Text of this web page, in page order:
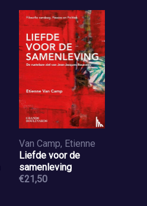
Van Camp, Etienne
Liefde voor de
samenleving
€21,50